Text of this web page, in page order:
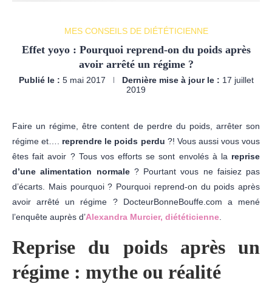
MES CONSEILS DE DIÉTÉTICIENNE
Effet yoyo : Pourquoi reprend-on du poids après
avoir arrêté un régime ?
Publié le : 5 mai 2017 Dernière mise à jour le : 17 juillet
2019
Faire un régime, être content de perdre du poids, arrêter son
régime et…. reprendre le poids perdu ?! Vous aussi vous vous
êtes fait avoir ? Tous vos efforts se sont envolés à la reprise
d’une alimentation normale? Pourtant vous ne faisiez pas
d’écarts. Mais pourquoi ? Pourquoi reprend-on du poids après
avoir arrêté un régime ? DocteurBonneBouffe.com a mené
l’enquête auprès d’Alexandra Murcier, diététicienne
Reprise du poids après un
régime : mythe ou réalité